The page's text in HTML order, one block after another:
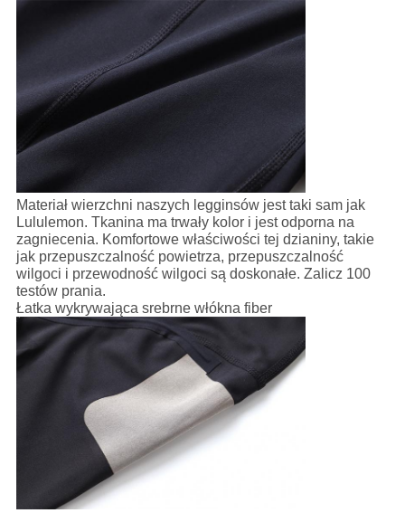
Materiał wierzchni naszych legginsów jest taki sam jak
Lululemon. Tkanina ma trwały kolor i jest odporna na
zagniecenia. Komfortowe właściwości tej dzianiny, takie
jak przepuszczalność powietrza, przepuszczalność
wilgoci i przewodność wilgoci są doskonałe. Zalicz 100
testów prania.
Łatka wykrywająca srebrne włókna fiber